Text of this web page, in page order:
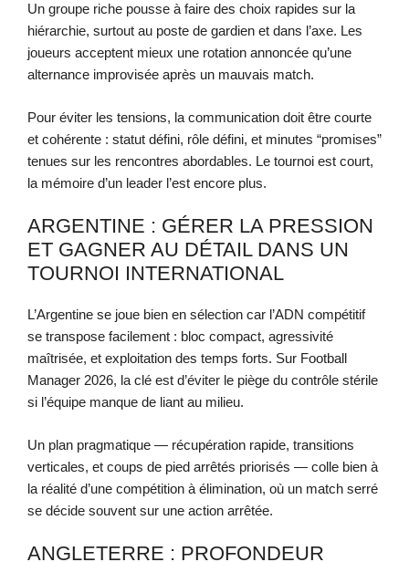
Un groupe riche pousse à faire des choix rapides sur la
hiérarchie, surtout au poste de gardien et dans l’axe. Les
joueurs acceptent mieux une rotation annoncée qu’une
alternance improvisée après un mauvais match.
Pour éviter les tensions, la communication doit être courte
et cohérente : statut défini, rôle défini, et minutes “promises”
tenues sur les rencontres abordables. Le tournoi est court,
la mémoire d’un leader l’est encore plus.
ARGENTINE : GÉRER LA PRESSION
ET GAGNER AU DÉTAIL DANS UN
TOURNOI INTERNATIONAL
L’Argentine se joue bien en sélection car l’ADN compétitif
se transpose facilement : bloc compact, agressivité
maîtrisée, et exploitation des temps forts. Sur Football
Manager 2026, la clé est d’éviter le piège du contrôle stérile
si l’équipe manque de liant au milieu.
Un plan pragmatique — récupération rapide, transitions
verticales, et coups de pied arrêtés priorisés — colle bien à
la réalité d’une compétition à élimination, où un match serré
se décide souvent sur une action arrêtée.
ANGLETERRE : PROFONDEUR